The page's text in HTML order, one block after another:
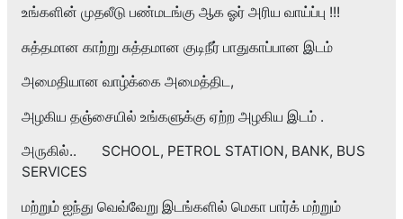
உங்களின் முதலீடு பண்மடங்கு ஆக ஓர் அரிய வாய்ப்பு !!!
சுத்தமான காற்று சுத்தமான குடிநீர் பாதுகாப்பான இடம்
அமைதியான வாழ்க்கை அமைத்திட,
அழகிய தஞ்சையில் உங்களுக்கு ஏற்ற அழகிய இடம் .
அருகில்.. SCHOOL, PETROL STATION, BANK, BUS
SERVICES
மற்றும் ஐந்து வெவ்வேறு இடங்களில் மெகா பார்க் மற்றும்